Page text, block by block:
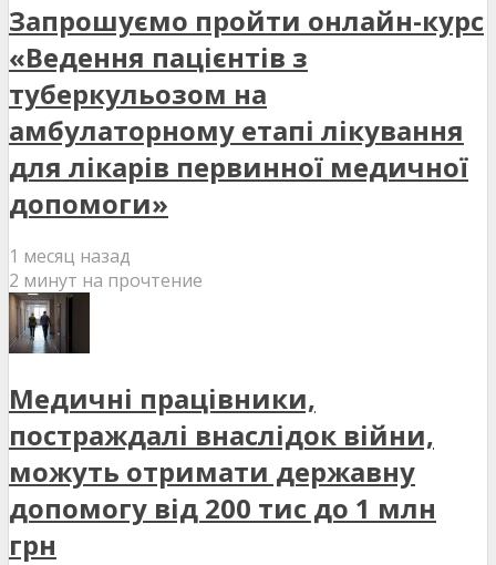
Запрошуємо пройти онлайн-курс
«Ведення пацієнтів з
туберкульозом на
амбулаторному етапі лікування
для лікарів первинної медичної
допомоги»
1 месяц назад
2 минут на прочтение
Медичні працівники,
постраждалі внаслідок війни,
можуть отримати державну
допомогу від 200 тис до 1 млн
грн